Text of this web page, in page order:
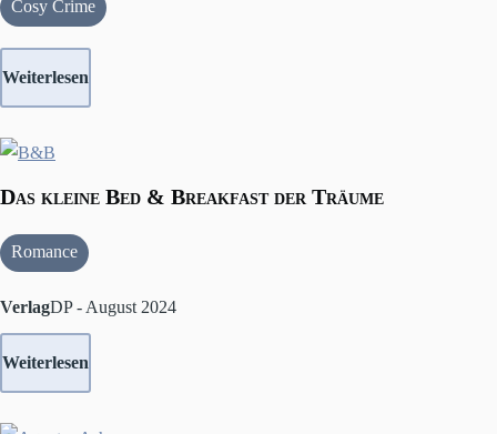
Cosy Crime
Weiterlesen
Das kleine Bed & Breakfast der Träume
Romance
VerlagDP - August 2024
Weiterlesen